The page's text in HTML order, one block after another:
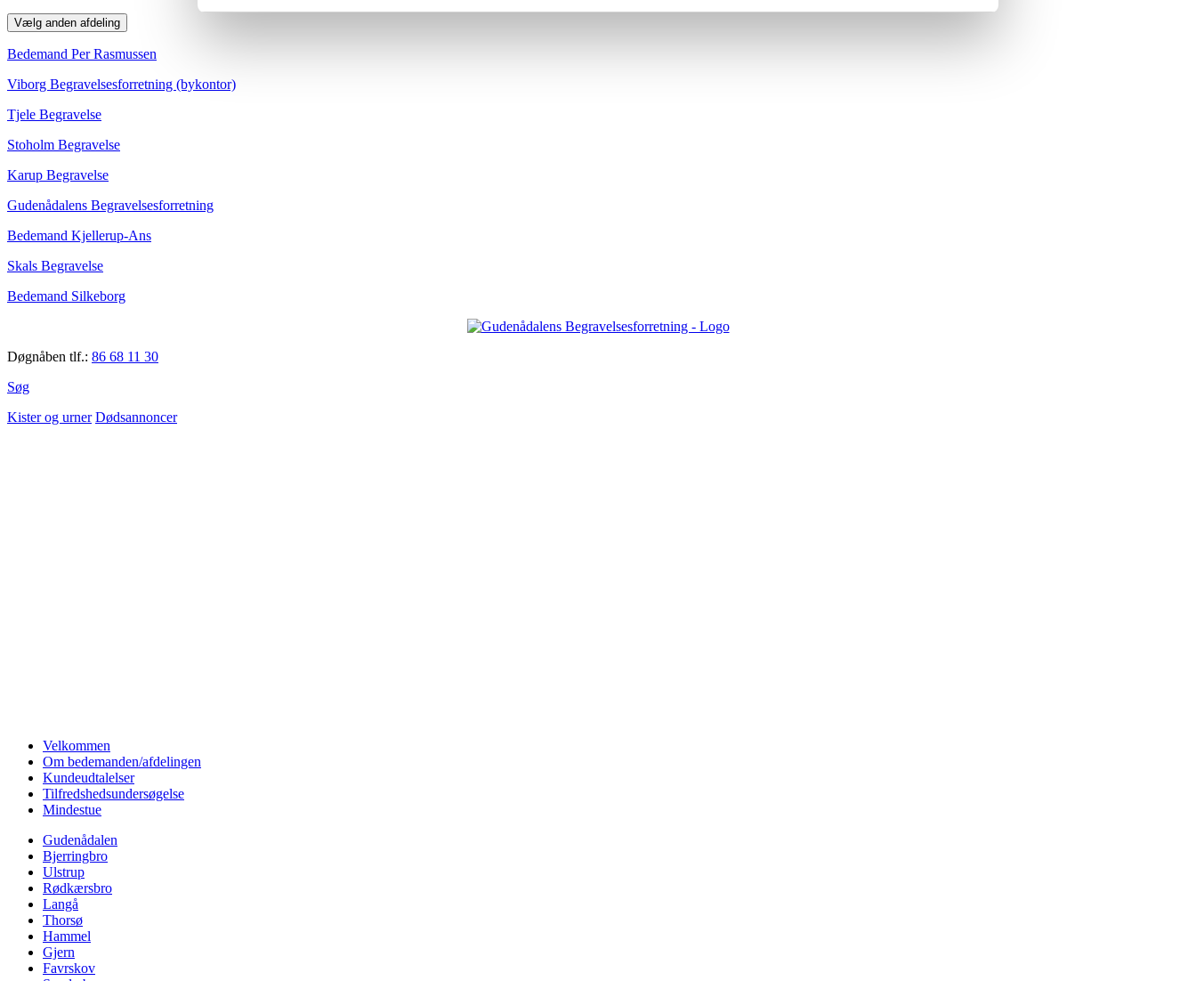
Vælg anden afdeling
Bedemand Per Rasmussen
Viborg Begravelsesforretning (bykontor)
Tjele Begravelse
Stoholm Begravelse
Karup Begravelse
Gudenådalens Begravelsesforretning
Bedemand Kjellerup-Ans
Skals Begravelse
Bedemand Silkeborg
Døgnåben tlf.: 86 68 11 30
Søg
Kister og urner Dødsannoncer
Velkommen
Om bedemanden/afdelingen
Kundeudtalelser
Tilfredshedsundersøgelse
Mindestue
Gudenådalen
Bjerringbro
Ulstrup
Rødkærsbro
Langå
Thorsø
Hammel
Gjern
Favrskov